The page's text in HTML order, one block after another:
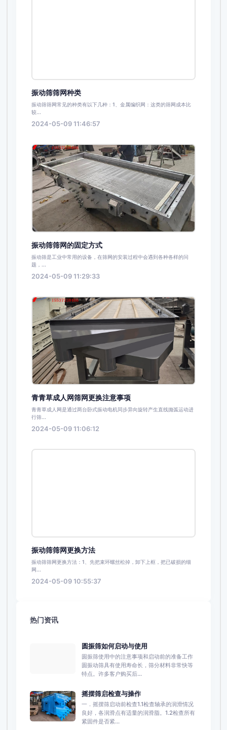
振动筛筛网种类
振动筛筛网常见的种类有以下几种：1、金属编织网：这类的筛网成本比
较...
2024-05-09 11:46:57
振动筛筛网的固定方式
振动筛是工业中常用的设备，在筛网的安装过程中会遇到各种各样的问
题，...
2024-05-09 11:29:33
青青草成人网筛网更换注意事项
青青草成人网是通过两台卧式振动电机同步异向旋转产生直线抛弧运动进
行筛...
2024-05-09 11:06:12
振动筛筛网更换方法
振动筛筛网更换方法：1、先把束环螺丝松掉，卸下上框，把已破损的细
网...
2024-05-09 10:55:37
热门资讯
圆振筛如何启动与使用
圆振筛使用中的注意事项和启动前的准备工作
圆振动筛具有使用寿命长，筛分材料非常快等
特点。许多客户购买后...
摇摆筛启检查与操作
一．摇摆筛启动前检查1.1检查轴承的润滑情况
良好，各润滑点有适量的润滑脂。1.2检查所有
紧固件是否紧...